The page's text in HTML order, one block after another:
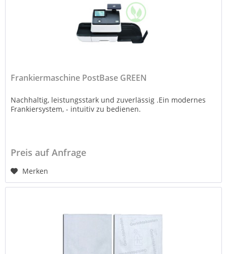
Frankiermaschine PostBase GREEN
Nachhaltig, leistungsstark und zuverlässig .Ein modernes
Frankiersystem, - intuitiv zu bedienen.
Preis auf Anfrage
Merken